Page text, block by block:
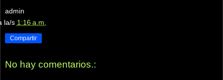
admin
la/s 1:16 a.m.
Compartir
No hay comentarios.: